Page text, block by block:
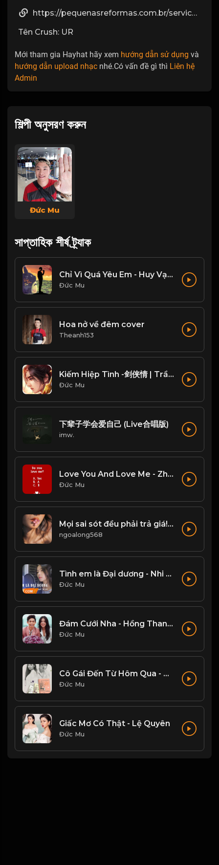
https://pequenasreformas.com.br/servico/azulejista-profissional/
Tên Crush: UR
Mới tham gia Hayhat hãy xem hướng dẫn sử dụng và
hướng dẫn upload nhạc nhé.Có vấn đề gì thì Liên hệ
Admin
শিল্পী অনুসরণ করুন
Đức Mu
সাপ্তাহিক শীর্ষ ট্র্যাক
Chỉ Vì Quá Yêu Em - Huy Vạc, Tiến Nguyễn Cover
Đức Mu
Hoa nở về đêm cover
Theanh153
Kiếm Hiệp Tình -剑侠情 | Trần Phi Bình
Đức Mu
下辈子学会爱自己 (Live合唱版)
imw.
Love You And Love Me - Zhang Yao
Đức Mu
Mọi sai sót đều phải trả giá! Đạo
ngoalong568
Tình em là Đại dương - Nhi Nhi Cover
Đức Mu
Đám Cưới Nha - Hồng Thanh, Mie
Đức Mu
Cô Gái Đến Từ Hôm Qua - Mỹ Tâm
Đức Mu
Giấc Mơ Có Thật - Lệ Quyên
Đức Mu